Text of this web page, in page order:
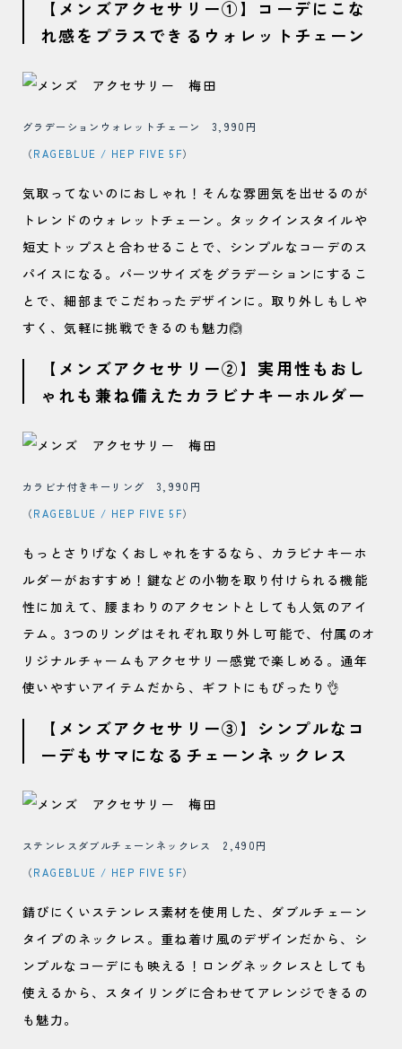
【メンズアクセサリー①】コーデにこな
れ感をプラスできるウォレットチェーン
グラデーションウォレットチェーン 3,990円
（RAGEBLUE / HEP FIVE 5F）
気取ってないのにおしゃれ！そんな雰囲気を出せるのが
トレンドのウォレットチェーン。タックインスタイルや
短丈トップスと合わせることで、シンプルなコーデのス
パイスになる。パーツサイズをグラデーションにするこ
とで、細部までこだわったデザインに。取り外しもしや
すく、気軽に挑戦できるのも魅力🙆
【メンズアクセサリー②】実用性もおし
ゃれも兼ね備えたカラビナキーホルダー
カラビナ付きキーリング 3,990円
（RAGEBLUE / HEP FIVE 5F）
もっとさりげなくおしゃれをするなら、カラビナキーホ
ルダーがおすすめ！鍵などの小物を取り付けられる機能
性に加えて、腰まわりのアクセントとしても人気のアイ
テム。3つのリングはそれぞれ取り外し可能で、付属のオ
リジナルチャームもアクセサリー感覚で楽しめる。通年
使いやすいアイテムだから、ギフトにもぴったり👌
【メンズアクセサリー③】シンプルなコ
ーデもサマになるチェーンネックレス
ステンレスダブルチェーンネックレス 2,490円
（RAGEBLUE / HEP FIVE 5F）
錆びにくいステンレス素材を使用した、ダブルチェーン
タイプのネックレス。重ね着け風のデザインだから、シ
ンプルなコーデにも映える！ロングネックレスとしても
使えるから、スタイリングに合わせてアレンジできるの
も魅力。